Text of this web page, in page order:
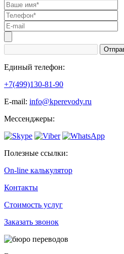
Единый телефон:
+7(499)130-81-90
Е-mail: info@kperevody.ru
Мессенджеры:
Полезные ссылки:
On-line калькулятор
Контакты
Стоимость услуг
Заказать звонок